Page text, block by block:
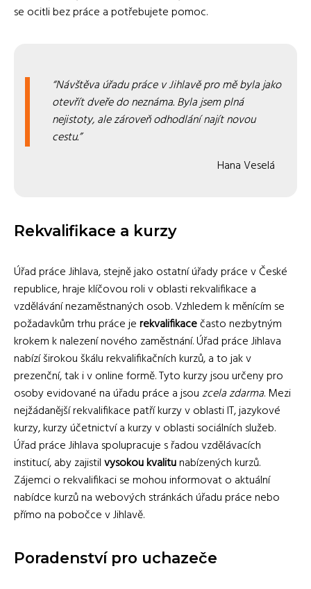
se ocitli bez práce a potřebujete pomoc.
Návštěva úřadu práce v Jihlavě pro mě byla jako
otevřít dveře do neznáma. Byla jsem plná
nejistoty, ale zároveň odhodlání najít novou
cestu.
Hana Veselá
Rekvalifikace a kurzy
Úřad práce Jihlava, stejně jako ostatní úřady práce v České
republice, hraje klíčovou roli v oblasti rekvalifikace a
vzdělávání nezaměstnaných osob. Vzhledem k měnícím se
požadavkům trhu práce jerekvalifikacečasto nezbytným
krokem k nalezení nového zaměstnání. Úřad práce Jihlava
nabízí širokou škálu rekvalifikačních kurzů, a to jak v
prezenční, tak i v online formě. Tyto kurzy jsou určeny pro
osoby evidované na úřadu práce a jsouzcela zdarma. Mezi
nejžádanější rekvalifikace patří kurzy v oblasti IT, jazykové
kurzy, kurzy účetnictví a kurzy v oblasti sociálních služeb.
Úřad práce Jihlava spolupracuje s řadou vzdělávacích
institucí, aby zajistilvysokou kvalitunabízených kurzů.
Zájemci o rekvalifikaci se mohou informovat o aktuální
nabídce kurzů na webových stránkách úřadu práce nebo
přímo na pobočce v Jihlavě.
Poradenství pro uchazeče